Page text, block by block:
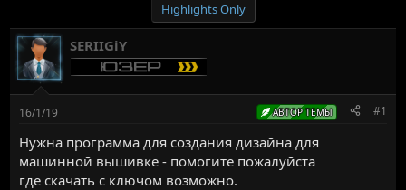
о
р
т
е
м
ы
а
н
а
ч
а
Highlights Only
SERIIGiY
16/1/19 АВТОР ТЕМЫ #1
Нужна программа для создания дизайна для
машинной вышивке - помогите пожалуйста
где скачать с ключом возможно.